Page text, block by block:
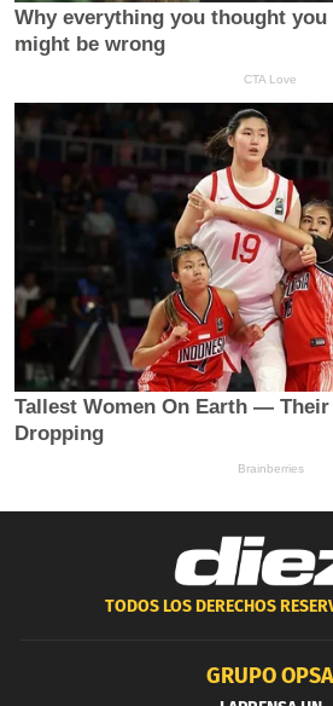
TODOS LOS DERECHOS
GRUPO OPSA